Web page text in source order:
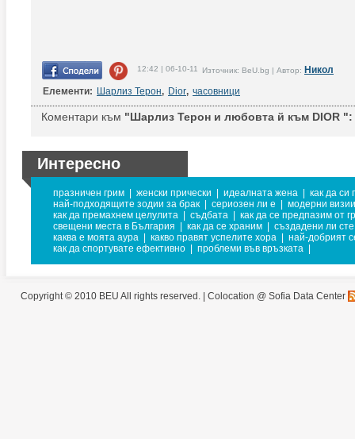
12:42 | 06-10-11 Източник: BeU.bg | Автор: Никол
Елементи: Шарлиз Терон, Dior, часовници
Коментари към "Шарлиз Терон и любовта й към DIOR ":
Интересно
празничен грим женски прически идеалната жена
как да си
най-подходящите зодии за брак
сериозен ли е
модерни
как да премахнем целулита
съдбата
как да се предпазим от
свещени места в България
как да се храним
създадени ли
каква е моята аура
какво правят успелите хора
най-добрият
как да спортувате ефективно
проблеми във връзката
Copyright © 2010 BEU All rights reserved. | Colocation @ Sofia Data Center